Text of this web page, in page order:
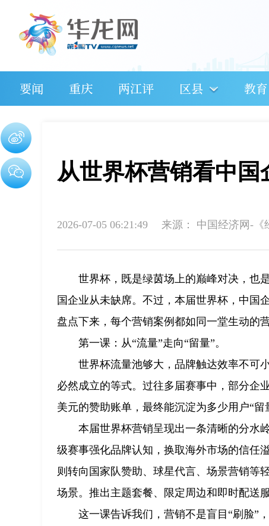
要闻 重庆 两江评 区县 教育
从世界杯营销看中国
2026-07-05 06:21:49 来源： 中国经济网-《
世界杯，既是绿茵场上的巅峰对决，也
国企业从未缺席。不过，本届世界杯，中国
盘点下来，每个营销案例都如同一堂生动的
第一课：从“流量”走向“留量”。
世界杯流量池够大，品牌触达效率不可
必然成立的等式。过往多届赛事中，部分企
美元的赞助账单，最终能沉淀为多少用户“留
本届世界杯营销呈现出一条清晰的分水
级赛事强化品牌认知，换取海外市场的信任
则转向国家队赞助、球星代言、场景营销等
场景。推出主题套餐、限定周边和即时配送
这一课告诉我们，营销不是盲目“刷脸”